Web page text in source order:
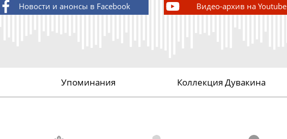
Новости и анонсы в Facebook Видео-архив на Youtube
Упоминания Коллекция Дувакина